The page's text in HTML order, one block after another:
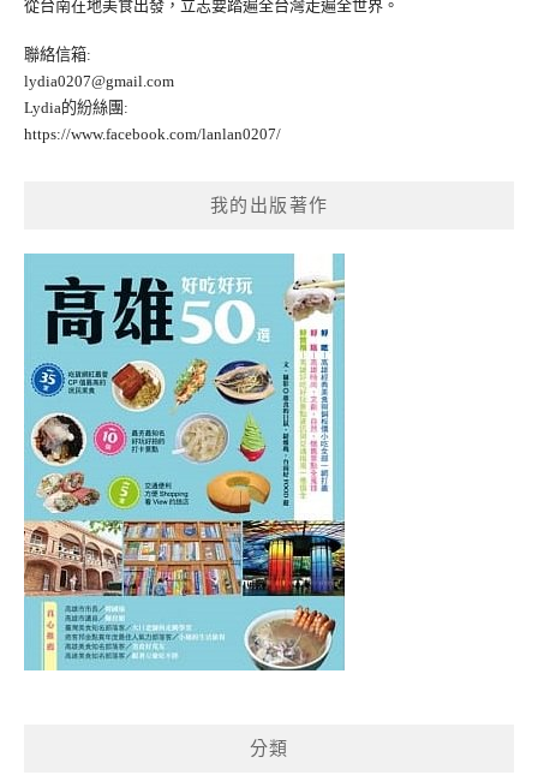
從台南在地美食出發，立志要踏遍全台灣走遍全世界。
聯絡信箱:
lydia0207@gmail.com
Lydia的紛絲團:
https://www.facebook.com/lanlan0207/
我的出版著作
分類